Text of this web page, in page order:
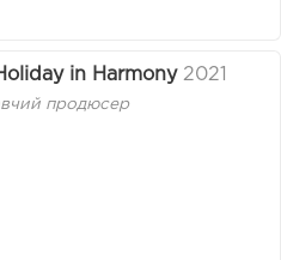
in Harmony 2021
продюсер